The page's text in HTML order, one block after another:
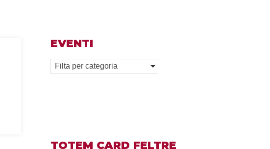
EVENTI
Filta per categoria
TOTEM CARD FELTRE